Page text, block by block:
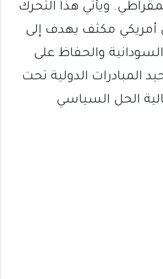
ويأتي هذا التحرك
أمريكي مكثف يهدف إلى
والحفاظ على
المبادرات الدولية تحت
الحل السياسي